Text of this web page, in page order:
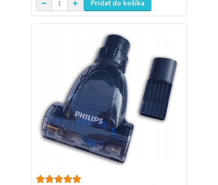
Pridať do košíka